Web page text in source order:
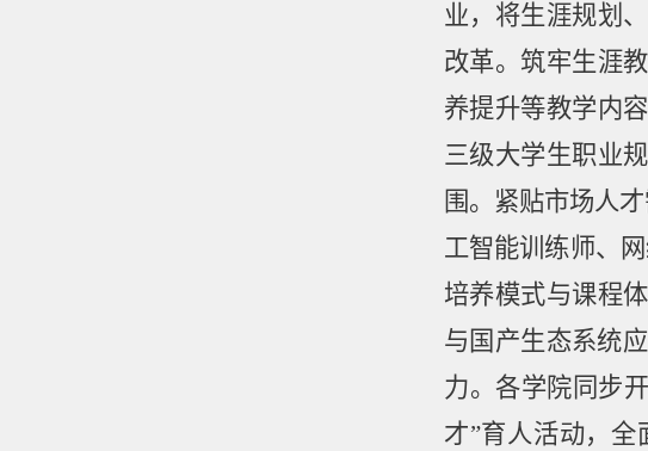
业，将生涯规划
改革。筑牢生涯
养提升等教学内
三级大学生职业
围。紧贴市场人
工智能训练师、
培养模式与课程
与国产生态系统
力。各学院同步
才”育人活动，全